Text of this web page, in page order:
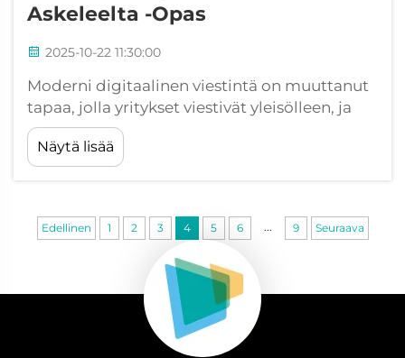
Askeleelta -opas
2025-10-22 11:30:00
Moderni digitaalinen viestintä on muuttanut
tapaa, jolla yritykset viestivät yleisölleen, ja
RGB LED -näyttöjen asennukset edustavat
näyttöteknologian kehityksen huippua.
Nämä edistyneet visuaaliset järjestelmät
Näytä lisää
Edellinen 1 2 3 4 5 6 ... 9 Seuraava